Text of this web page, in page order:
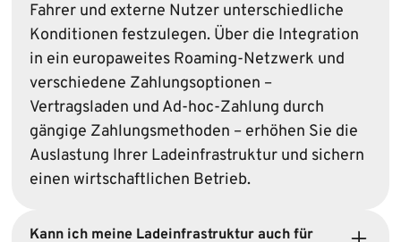
Fahrer und externe Nutzer unterschiedliche
Konditionen festzulegen. Über die Integration
in ein europaweites Roaming-Netzwerk und
verschiedene Zahlungsoptionen –
Vertragsladen und Ad-hoc-Zahlung durch
gängige Zahlungsmethoden – erhöhen Sie die
Auslastung Ihrer Ladeinfrastruktur und sichern
einen wirtschaftlichen Betrieb.
Kann ich meine Ladeinfrastruktur auch für